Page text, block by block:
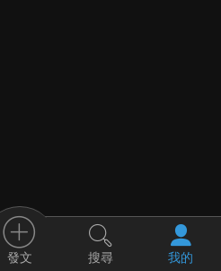
發文 搜尋 我的